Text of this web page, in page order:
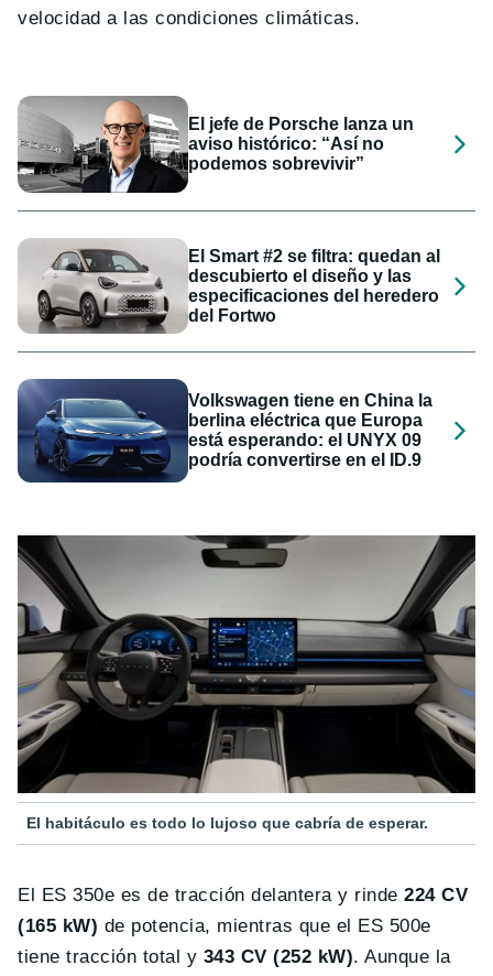
velocidad a las condiciones climáticas.
El jefe de Porsche lanza un
aviso histórico: “Así no
podemos sobrevivir”
El Smart #2 se filtra: quedan al
descubierto el diseño y las
especificaciones del heredero
del Fortwo
Volkswagen tiene en China la
berlina eléctrica que Europa
está esperando: el UNYX 09
podría convertirse en el ID.9
El habitáculo es todo lo lujoso que cabría de esperar.
El ES 350e es de tracción delantera y rinde224 CV
(165 kW) de potencia, mientras que el ES 500e
tiene tracción total y 343 CV (252 kW). Aunque la